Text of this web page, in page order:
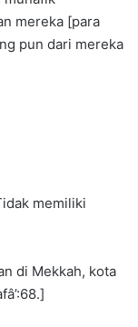
mereka [para
pun dari mereka
memiliki
di Mekkah, kota